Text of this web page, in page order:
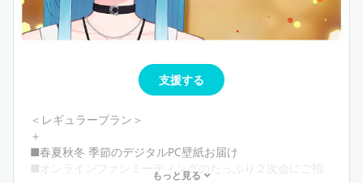
支援する
＜レギュラープラン＞
＋
■春夏秋冬 季節のデジタルPC壁紙お届け
■オンラインファンミーティングのたっぷり２次会にご招
もっと見る